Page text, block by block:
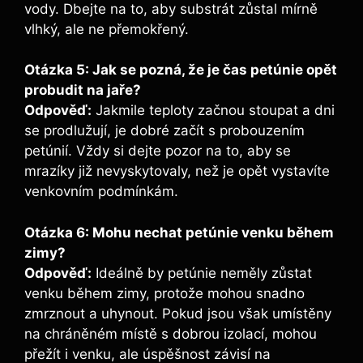
vody. Dbejte na to, aby substrát zůstal mírně
vlhký, ale ne přemokřený.
Otázka 5: Jak se pozná, že je čas petúnie opět
probudit na jaře?
Odpověď: Jakmile teploty začnou stoupat a dni
se prodlužují, je dobré začít s probouzením
petúnií. Vždy si dejte pozor na to, aby se
mrazíky již nevyskytovaly, než je opět vystavíte
venkovním podmínkám.
Otázka 6: Mohu nechat petúnie venku během
zimy?
Odpověď: Ideálně by petúnie neměly zůstat
venku během zimy, protože mohou snadno
zmrznout a uhynout. Pokud jsou však umístěny
na chráněném místě s dobrou izolací, mohou
přežít i venku, ale úspěšnost závisí na